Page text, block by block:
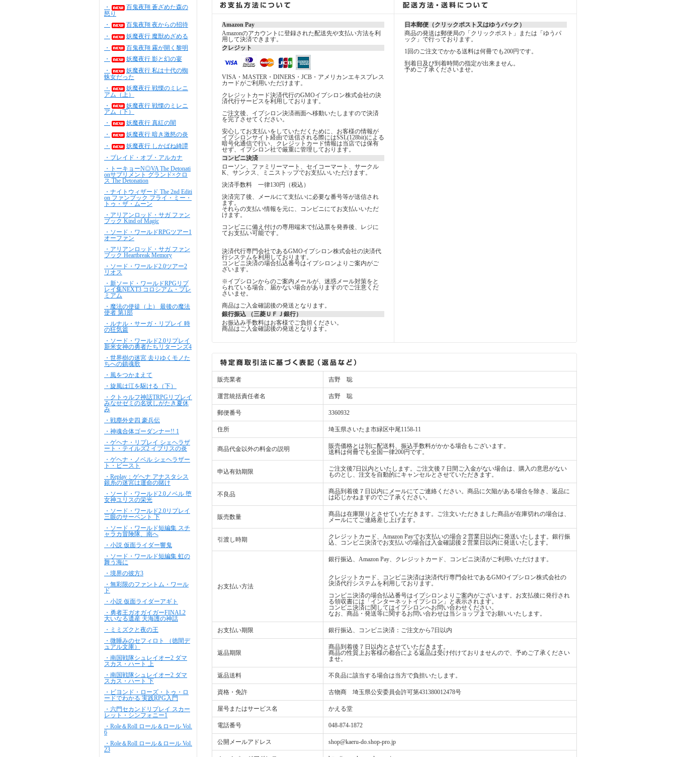
・
百鬼夜翔 蒼ざめた森の
怒り
・
百鬼夜翔 夜からの招待
・
妖魔夜行 魔獣めざめる
・
百鬼夜翔 霧が開く黎明
・
妖魔夜行 影と幻の宴
・
妖魔夜行 私は十代の蜘
蛛女だった
・
妖魔夜行 戦慄のミレニ
アム（上）
・
妖魔夜行 戦慄のミレニ
アム（下）
・
妖魔夜行 真紅の闇
・
妖魔夜行 暗き激怒の炎
・
妖魔夜行 しかばね綺譚
・ブレイド・オブ・アルカナ
・トーキョーN◎VA The Detonati
onサプリメント グランド×クロ
ス The Detonation
・ナイトウィザード The 2nd Editi
on ファンブック フライ・ミー・
トゥ・ザ・ムーン
・アリアンロッド・サガ ファン
ブック Kind of Magic
・ソード・ワールドRPGツアー1
オーファン
・アリアンロッド・サガ ファン
ブック Heartbreak Memory
・ソード・ワールド2.0ツアー2
リオス
・新ソード・ワールドRPGリプ
レイ集NEXT3 コロシアム・プレ
ミアム
・魔法の使徒（上） 最後の魔法
使者 第1部
・ルナル・サーガ・リプレイ 時
の狂気篇
・ソード・ワールド2.0リプレイ
新米女神の勇者たちリターンズ4
・世界樹の迷宮 去りゆくモノた
ちへの鎮魂歌
・風をつかまえて
・旋風は江を駆ける（下）
・クトゥルフ神話TRPGリプレイ
みなせゼミの名状しがたき夏休
み
・戦塵外史四 豪兵伝
・神魂合体ゴーダンナー!! 1
・ゲヘナ・リプレイ シェヘラザ
ート・テイルズ2 イブリスの炎
・ゲヘナ・ノベル シェヘラザー
ト・ビースト
・Replay：ゲヘナ アナスタシス
銀糸の迷宮は運命の賭け
・ソード・ワールド2.0ノベル 堕
女神ユリスの栄光
・ソード・ワールド2.0リプレイ
三眼のサーペント 下
・ソード・ワールド短編集 スチ
ャラカ冒険隊、南へ
・小説 仮面ライダー響鬼
・ソード・ワールド短編集 虹の
舞う海に
・境界の彼方3
・無彩限のファントム・ワール
ド
・小説 仮面ライダーアギト
・勇者王ガオガイガーFINAL2
大いなる遺産 天海護の神話
・ミミズクと夜の王
・微睡みのセフィロト （徳間デ
ュアル文庫）
・南国戦隊シュレイオー2 ダマ
スカス・ハート 上
・南国戦隊シュレイオー2 ダマ
スカス・ハート 下
・ビヨンド・ローズ・トゥ・ロ
ードでわかる 実践RPG入門
・六門セカンドリプレイ スカー
レット・シンフォニー1
・Role＆Roll ロール＆ロール Vol.
6
・Role＆Roll ロール＆ロール Vol.
23
Amazon Pay
Amazonのアカウントに登録された配送先や支払い方法を利
用して決済できます。
クレジット
VISA・MASTER・DINERS・JCB・アメリカンエキスプレス
カードがご利用いただけます。
クレジットカード決済代行のGMOイプシロン株式会社の決
済代行サービスを利用しております。
ご注文後、イプシロン決済画面へ移動いたしますので決済
を完了させてください。
安心してお支払いをしていただくために、お客様の情報が
イプシロンサイト経由で送信される際にはSSL(128bit)による
暗号化通信で行い、クレジットカード情報は当店では保有
せず、イプシロン社で厳重に管理しております。
コンビニ決済
ローソン、ファミリーマート、セイコーマート、サークル
K、サンクス、ミニストップでお支払いいただけます。
決済手数料 一律130円（税込）
決済完了後、メールにて支払いに必要な番号等が送信され
ます。
それらの支払い情報を元に、コンビニにてお支払いいただ
けます。
コンビニに備え付けの専用端末で払込票を発券後、レジに
てお支払い可能です。
決済代行専門会社であるGMOイプシロン株式会社の決済代
行システムを利用しております。
コンビニ決済の場合払込番号はイプシロンよりご案内がご
ざいます。
※イプシロンからのご案内メールが、迷惑メール対策をと
られている場合、届かない場合がありますのでご注意くだ
さいませ。
商品はご入金確認後の発送となります。
銀行振込 （三菱ＵＦＪ銀行）
お振込み手数料はお客様でご負担ください。
商品はご入金確認後の発送となります。
日本郵便（クリックポスト又はゆうパック）
商品の発送は郵便局の「クリックポスト」または「ゆうパ
ック」で行っております。
1回のご注文でかかる送料は何冊でも200円です。
到着日及び到着時間の指定が出来ません。
予めご了承くださいませ。
販売業者 吉野 聡
運営統括責任者名 吉野 聡
郵便番号 3360932
住所 埼玉県さいたま市緑区中尾1158-11
商品代金以外の料金の説明
販売価格とは別に配送料、振込手数料がかかる場合もございます。
送料は何冊でも全国一律200円です。
申込有効期限
ご注文後7日以内といたします。ご注文後７日間ご入金がない場合は、購入の意思がない
ものとし、注文を自動的にキャンセルとさせていただきます。
不良品
商品到着後７日以内にメールにてご連絡ください。商品に欠陥がある場合を除き、返品に
は応じかねますのでご了承ください。
販売数量
商品は在庫限りとさせていただきます。ご注文いただきました商品が在庫切れの場合は、
メールにてご連絡差し上げます。
引渡し時期
クレジットカード、Amazon Payでお支払いの場合２営業日以内に発送いたします。銀行振
込、コンビニ決済でお支払いの場合は入金確認後２営業日以内に発送いたします。
お支払い方法
銀行振込、Amazon Pay、クレジットカード、コンビニ決済がご利用いただけます。
クレジットカード、コンビニ決済は決済代行専門会社であるGMOイプシロン株式会社の
決済代行システムを利用しております。
コンビニ決済の場合払込番号はイプシロンよりご案内がございます。お支払後に発行され
る領収書には「インターネットイプシロン」と表示されます。
コンビニ決済に関してはイプシロンへお問い合わせください。
なお、商品・発送等に関するお問い合わせは当ショップまでお願いいたします。
お支払い期限 銀行振込、コンビニ決済：ご注文から7日以内
返品期限
商品到着後７日以内とさせていただきます。
商品の性質上お客様の都合による返品は受け付けておりませんので、予めご了承ください
ませ。
返品送料 不良品に該当する場合は当方で負担いたします。
資格・免許 古物商 埼玉県公安委員会許可第431380012478号
屋号またはサービス名 かえる堂
電話番号 048-874-1872
公開メールアドレス shop@kaeru-do.shop-pro.jp